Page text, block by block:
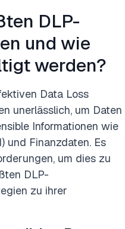
DLP-
und wie
werden?
Data Loss
unerlässlich, um Daten
Informationen wie
und Finanzdaten. Es
um dies zu
DLP-
zu ihrer